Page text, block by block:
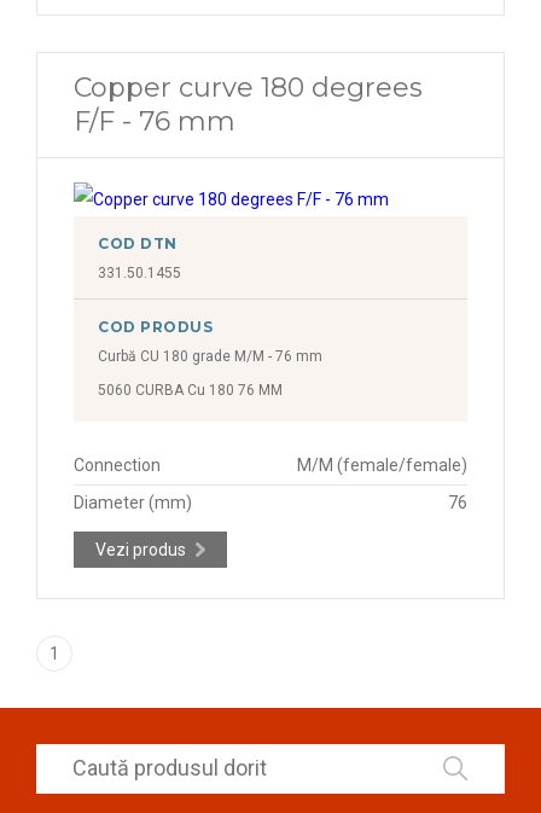
Copper curve 180 degrees
F/F - 76 mm
COD DTN
331.50.1455
COD PRODUS
Curbă CU 180 grade M/M - 76 mm
5060 CURBA Cu 180 76 MM
Connection
M/M (female/female)
Diameter (mm)
76
Vezi produs
1